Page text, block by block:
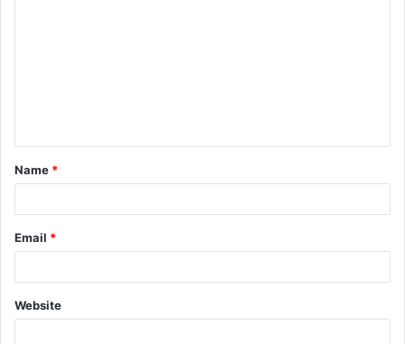
t
*
Name *
Email *
Website